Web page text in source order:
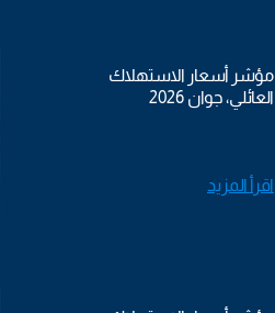
مؤشر أسعار الاستهلاك
العائلي، جوان 2026
اقرأ المزيد